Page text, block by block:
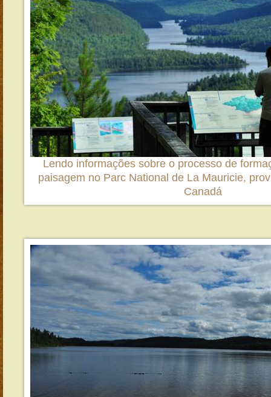
Lendo informações sobre o processo de
paisagem no Parc National de La Mauricie,
Canadá